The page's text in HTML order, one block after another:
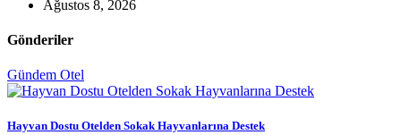
Ağustos 8, 2026
Gönderiler
Gündem Otel
Hayvan Dostu Otelden Sokak Hayvanlarına Destek